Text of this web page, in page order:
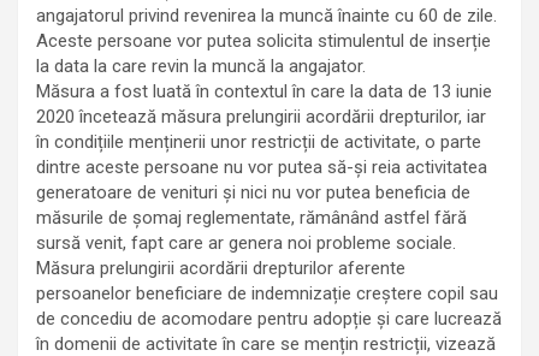
angajatorul privind revenirea la muncă înainte cu 60 de zile.
Aceste persoane vor putea solicita stimulentul de inserție
la data la care revin la muncă la angajator.
Măsura a fost luată în contextul în care la data de 13 iunie
2020 încetează măsura prelungirii acordării drepturilor, iar
în condițiile menținerii unor restricții de activitate, o parte
dintre aceste persoane nu vor putea să-și reia activitatea
generatoare de venituri și nici nu vor putea beneficia de
măsurile de șomaj reglementate, rămânând astfel fără
sursă venit, fapt care ar genera noi probleme sociale.
Măsura prelungirii acordării drepturilor aferente
persoanelor beneficiare de indemnizație creștere copil sau
de concediu de acomodare pentru adopție și care lucrează
în domenii de activitate în care se mențin restricții, vizează